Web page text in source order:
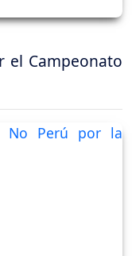
el Campeonato